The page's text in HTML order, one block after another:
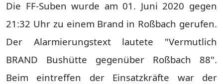
Die FF-Suben wurde am 01. Juni 2020 gegen
21:32 Uhr zu einem Brand in Roßbach gerufen.
Der Alarmierungstext lautete "Vermutlich
BRAND Bushütte gegenüber Roßbach 88".
Beim eintreffen der Einsatzkräfte war der